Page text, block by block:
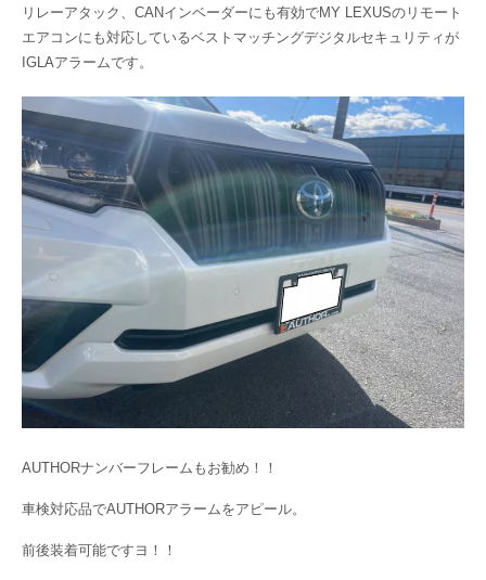
リレーアタック、CANインベーダーにも有効でMY LEXUSのリモート
エアコンにも対応しているベストマッチングデジタルセキュリティが
IGLAアラームです。
AUTHORナンバーフレームもお勧め！！
車検対応品でAUTHORアラームをアピール。
前後装着可能ですヨ！！